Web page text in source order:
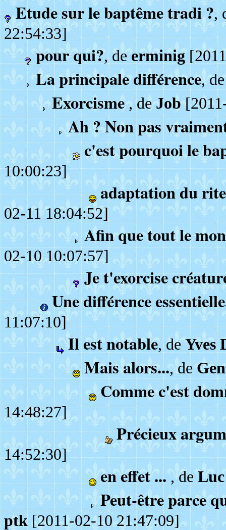
Etude sur le baptême tradi ?,
22:54:33]
pour qui?, deerminig
La principale différence,
Exorcisme, deJob
Ah ? Non pas
c'est pourquoi le
10:00:23]
adaptation du
02-11 18:04:52]
Afin que tout le
02-10 10:07:57]
Je t'exorcise
Une différence
11:07:10]
Il est notable, deYves
Mais alors..., de
Comme c'est
14:48:27]
Précieux
14:52:30]
en effet ..., de
Peut-être parce
ptk[2011-02-10 21:47:09]